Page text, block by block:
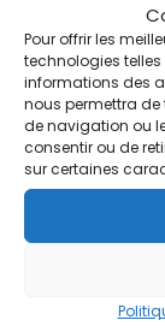
Pour offrir les
technologies
informations des
nous permettra
de navigation ou
consentir ou de
sur certaines
ludothèque,
CONTACT
13610 Le Puy
https://